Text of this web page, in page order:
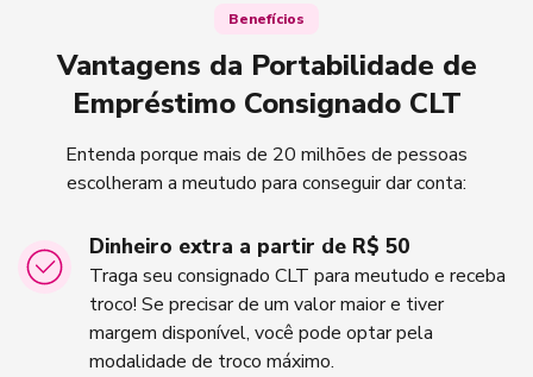
Benefícios
Vantagens da Portabilidade de
Empréstimo Consignado CLT
Entenda porque mais de 20 milhões de pessoas
escolheram a meutudo para conseguir dar conta:
Dinheiro extra a partir de R$ 50
Traga seu consignado CLT para meutudo e receba
troco! Se precisar de um valor maior e tiver
margem disponível, você pode optar pela
modalidade de troco máximo.